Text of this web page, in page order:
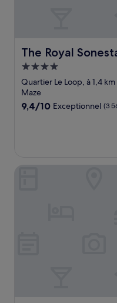
The Royal
The Royal Sonesta
Hébergement
4.0 étoiles
Quartier Le Loop, à 1,4
Maze
9.4
9,4/10 Exceptionnel (3